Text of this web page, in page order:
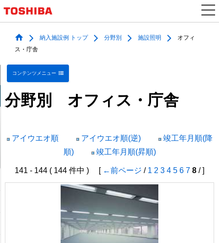
納入施設例 トップ 分野別 施設照明
オフィ
ス・庁舎
コンテンツメニュー
分野別 オフィス・庁舎
アイウエオ順 アイウエオ順(逆)
竣工年月順(降
順)
竣工年月順(昇順)
141 - 144 ( 144 件中 ) [ ←前ページ / 1 2 3 4 5 6 7 8 / ]